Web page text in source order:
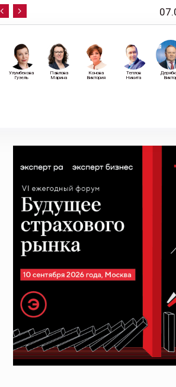
10 сентября —
Теплов
Никита
Конова
Виктория
Павлова
Марина
Улумбекова
Гузель